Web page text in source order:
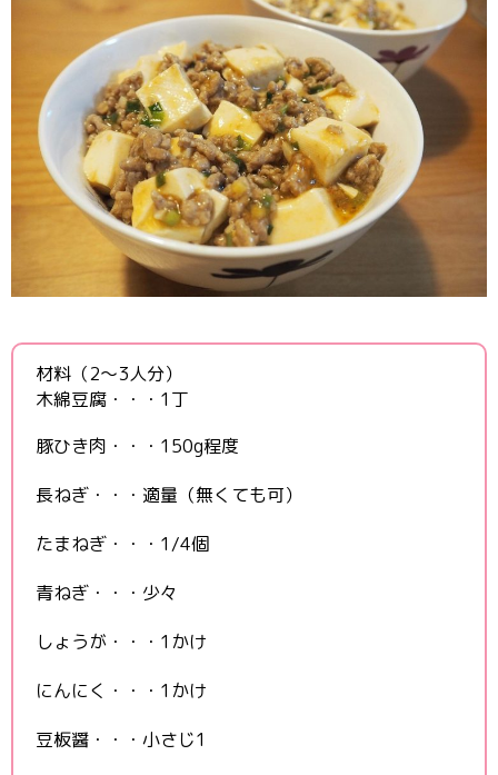
材料（2〜3人分）
木綿豆腐・・・1丁
豚ひき肉・・・150g程度
長ねぎ・・・適量（無くても可）
たまねぎ・・・1/4個
青ねぎ・・・少々
しょうが・・・1かけ
にんにく・・・1かけ
豆板醤・・・小さじ1